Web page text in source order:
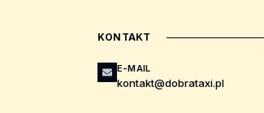
KONTAKT
E-MAIL
kontakt@dobrataxi.pl